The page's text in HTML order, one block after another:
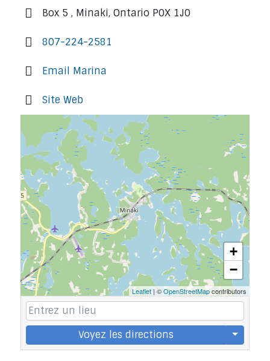
Box 5 , Minaki, Ontario P0X 1J0
807-224-2581
Email Marina
Site Web
+
−
Leaflet | ©OpenStreetMapcontributors
Voyez les directions